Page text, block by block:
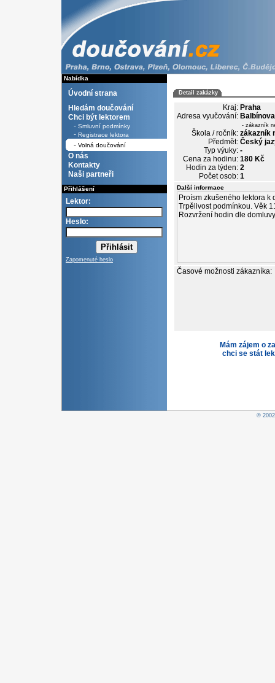
Nabídka
Úvodní strana
Hledám doučování
Chci být lektorem
- Smluvní podmínky
- Registrace lektora
- Volná doučování
O nás
Kontakty
Naši partneři
Přihlášení
Lektor:
Heslo:
Zapomenuté heslo
Detail zakázky
Kraj: Praha
Adresa vyučování: Balbínova
- zákazník
Škola / ročník: zákazník
Předmět: Český
Typ výuky: -
Cena za hodinu: 180 Kč
Hodin za týden: 2
Počet osob: 1
Další informace
Časové možnosti zákazníka:
Mám zájem o
chci se stát
©